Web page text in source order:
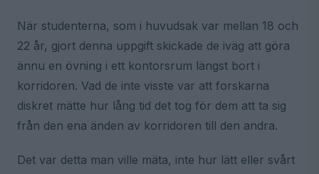
När studenterna, som i huvudsak var mellan 18 och
22 år, gjort denna uppgift skickade de iväg att göra
ännu en övning i ett kontorsrum längst bort i
korridoren. Vad de inte visste var att forskarna
diskret mätte hur lång tid det tog för dem att ta sig
från den ena änden av korridoren till den andra.
Det var detta man ville mäta, inte hur lätt eller svårt